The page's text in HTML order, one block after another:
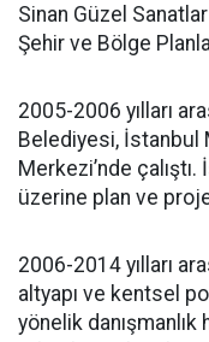
Sinan Güzel
Şehir ve Bölge
2005-2006 yılları
Belediyesi, İstanbul
Merkezi’nde
üzerine plan ve
2006-2014 yılları
altyapı ve kentsel
yönelik